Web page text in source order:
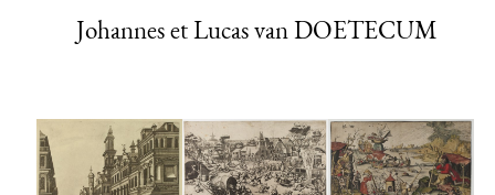
GALERIE
ESTAMPES ANCIENNES
ESTAMPES MODERNES
Johannes et Lucas van DOETECUM